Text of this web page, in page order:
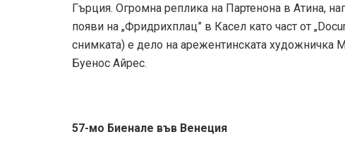
Гърция. Огромна реплика на Партенона в Атина,
появи на „Фридрихплац” в Касел като част от
снимката) е дело на арежентинската художничка
Буенос Айрес.
57-мо Биенале във Венеция